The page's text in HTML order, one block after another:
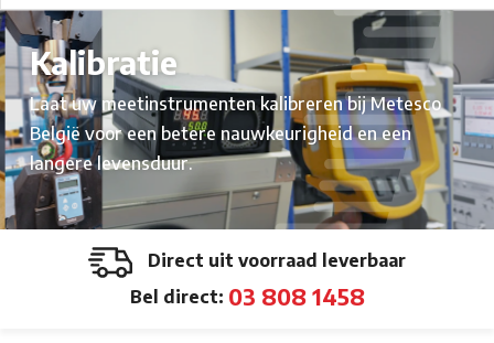
Kalibratie
Laat uw meetinstrumenten kalibreren bij Metesco
België voor een betere nauwkeurigheid en een
langere levensduur.
Direct uit voorraad leverbaar
Bel direct: 03 808 1458